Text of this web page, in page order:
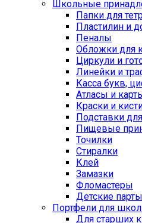
Школьные
Папки для
Пластилин и
Пеналы
Обложки для
Циркули и
Линейки и
Касса букв,
Атласы и
Краски и
Подставки
Пищевые
Точилки
Стиралки
Клей
Замазки
Фломастеры
Детские парты
Портфели для
Для старших